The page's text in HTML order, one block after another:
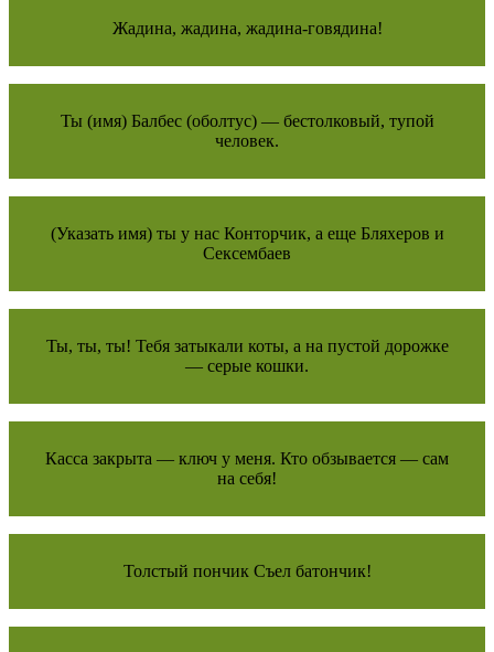
Жадина, жадина, жадина-говядина!
Ты (имя) Балбес (оболтус) — бестолковый, тупой
человек.
(Указать имя) ты у нас Конторчик, а еще Бляхеров и
Сексембаев
Ты, ты, ты! Тебя затыкали коты, а на пустой дорожке
— серые кошки.
Касса закрыта — ключ у меня. Кто обзывается — сам
на себя!
Толстый пончик Съел батончик!